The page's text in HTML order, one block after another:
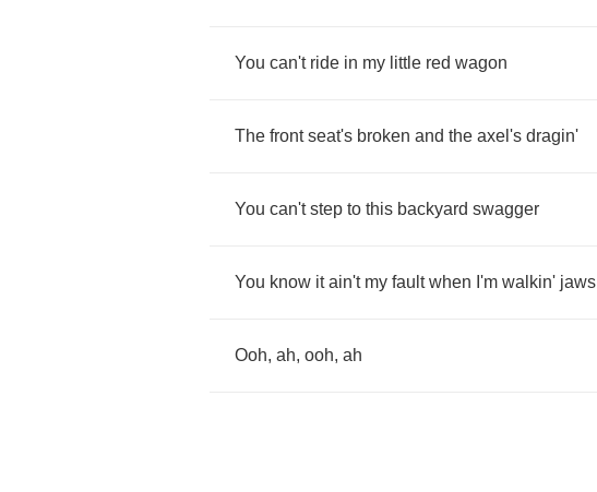
You can't ride in my little red wagon
The front seat's broken and the axel's dragin'
You can't step to this backyard swagger
You know it ain't my fault when I'm walkin' jaws
Ooh, ah, ooh, ah